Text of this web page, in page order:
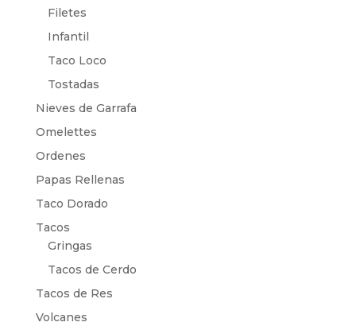
Filetes
Infantil
Taco Loco
Tostadas
Nieves de Garrafa
Omelettes
Ordenes
Papas Rellenas
Taco Dorado
Tacos
Gringas
Tacos de Cerdo
Tacos de Res
Volcanes